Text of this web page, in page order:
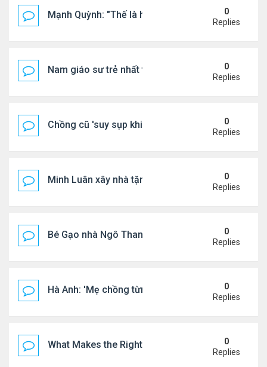
Mạnh Quỳnh: "Thế là hết"
0
Replies
Nam giáo sư trẻ nhất thế giới ở tuổi 18
0
Replies
Chồng cũ 'suy sụp khi biết tin Nicole Kidman có
0
Replies
Minh Luân xây nhà tặng cha mẹ
0
Replies
Bé Gạo nhà Ngô Thanh Vân dễ thương trong tiệc
0
Replies
Hà Anh: 'Mẹ chồng từng ngạc nhiên vì tôi luôn trả
0
Replies
What Makes the Right Retail POS Matter?0
Replies